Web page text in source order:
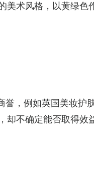
术风格，以黄绿色
，例如英国美妆护
却不确定能否取得效